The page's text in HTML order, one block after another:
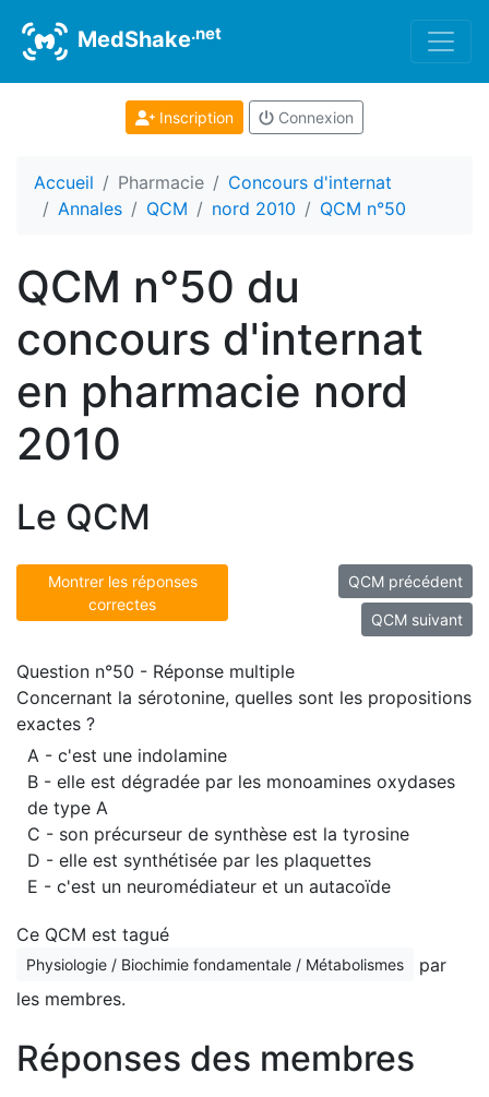
MedShake.net
Inscription Connexion
Accueil Pharmacie
Concours d'internat
Annales
QCM nord 2010 QCM n°50
QCM n°50 du
concours d'internat
en pharmacie nord
2010
Le QCM
Montrer les réponses
correctes
QCM précédent
QCM suivant
Question n°50 - Réponse multiple
Concernant la sérotonine, quelles sont les propositions
exactes ?
A - c'est une indolamine
B - elle est dégradée par les monoamines oxydases
de type A
C - son précurseur de synthèse est la tyrosine
D - elle est synthétisée par les plaquettes
E - c'est un neuromédiateur et un autacoïde
Ce QCM est tagué
Physiologie / Biochimie fondamentale / Métabolismes
par
les membres.
Réponses des membres